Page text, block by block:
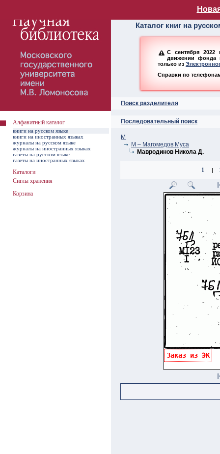
Алфавитный
Каталог книг на
С сентября 2022
движении фонда
только из
Справки по
Поиск разделителя
Последовательный поиск
М
М – Магомедов Муса
Мавродинов Никола Д.
1 |
Заказ из ЭК
Алфавитный каталог
книги на русском языке
книги на иностранных языках
журналы на русском языке
журналы на иностранных языках
газеты на русском языке
газеты на иностранных языках
Каталоги
Сиглы хранения
Корзина